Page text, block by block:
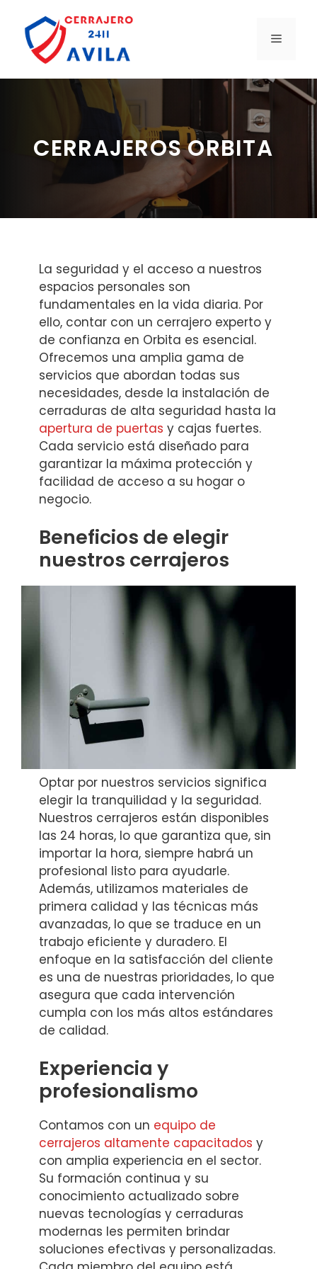
contenido
MENÚ
CERRAJEROS ORBITA
La seguridad y el acceso a nuestros
espacios personales son
fundamentales en la vida diaria. Por
ello, contar con un cerrajero experto y
de confianza en Orbita es esencial.
Ofrecemos una amplia gama de
servicios que abordan todas sus
necesidades, desde la instalación de
cerraduras de alta seguridad hasta la
apertura de puertas y cajas fuertes.
Cada servicio está diseñado para
garantizar la máxima protección y
facilidad de acceso a su hogar o
negocio.
Beneficios de elegir
nuestros cerrajeros
Optar por nuestros servicios significa
elegir la tranquilidad y la seguridad.
Nuestros cerrajeros están disponibles
las 24 horas, lo que garantiza que, sin
importar la hora, siempre habrá un
profesional listo para ayudarle.
Además, utilizamos materiales de
primera calidad y las técnicas más
avanzadas, lo que se traduce en un
trabajo eficiente y duradero. El
enfoque en la satisfacción del cliente
es una de nuestras prioridades, lo que
asegura que cada intervención
cumpla con los más altos estándares
de calidad.
Experiencia y
profesionalismo
Contamos con un equipo de
cerrajeros altamente capacitados y
con amplia experiencia en el sector.
Su formación continua y su
conocimiento actualizado sobre
nuevas tecnologías y cerraduras
modernas les permiten brindar
soluciones efectivas y personalizadas.